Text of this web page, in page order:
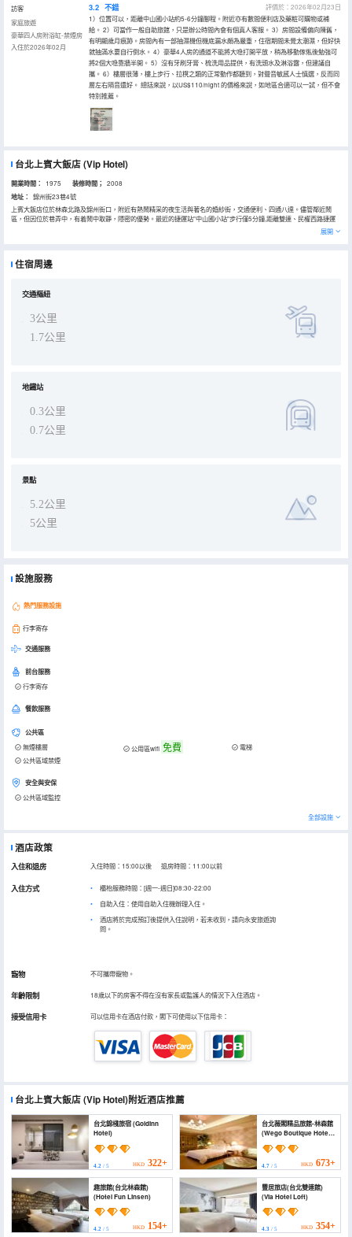
訪客
家庭旅遊
豪華四人房附浴缸-禁煙房
入住於2026年02月
3.2 不錯
評價於：2026年02月23日
1）位置可以，距離中山國小站約5-6分鐘腳程。附近亦有數間便利店及藥粧可購物或補
給。 2）可當作一般自助旅館，只是辦公時間內會有個真人客服。 3）房間設備偏向陳舊，
有明顯歲月痕跡。房間內有一部抽濕機但機底漏水頗為嚴重，住宿期間未覺太潮濕，但好快
就抽滿水要自行倒水。 4）豪華4人房的通道不能將大喼打開平放，稍為移動傢俬後勉強可
將2個大喼靠牆半開。 5）沒有牙刷牙膏、梳洗用品提供，有洗頭水及淋浴露，但建議自
攜。 6）樓層很薄，樓上步行、拉櫈之類的正常動作都聽到，對聲音敏感人士慎選，反而同
層左右隔音還好。 總括來說，以US$110/night 的價格來說，如地區合適可以一試，但不會
特別推薦。
台北上賓大飯店(Vip Hotel)
開業時間： 1975 装修時間； 2008
地址：
錦州街23巷4號
上賓大飯店位於林森北路及錦州街口，附近有熱鬧精采的夜生活與著名的婚紗街，交通便利、四通八達。儘管鄰近鬧
區，但因位於巷弄中，有着鬧中取靜，隱密的優勢。最近的捷運站"中山國小站"步行僅5分鐘,距離雙連、民權西路捷運
枕無憂。
展開
住宿周邊
交通樞紐
3公里
1.7公里
地鐵站
0.3公里
0.7公里
景點
5.2公里
5公里
設施服務
熱門服務設施
行李寄存
交通服務
前台服務
行李寄存
餐飲服務
公共區
無煙樓層 公用區wifi 免費
電梯
公共區域禁煙
安全與安保
公共區域監控
全部設施
酒店政策
入住和退房 入住時間：15:00以後 退房時間：11:00以前
入住方式
櫃枱服務時間：[週一-週日]08:30-22:00
自助入住：使用自助入住機辦理入住。
酒店將於完成預訂後提供入住說明，若未收到，請向永安旅遊詢
問。
寵物 不可攜帶寵物。
年齡限制 18歲以下的房客不得在沒有家長或監護人的情況下入住酒店。
接受信用卡 可以信用卡在酒店付款，閣下可使用以下信用卡：
台北上賓大飯店(Vip Hotel)附近酒店推薦
台北錦棧旅宿 (Goldinn
Hotel)
4.2 / 5 HKD 322+
台北薇閣精品旅館-林森館
(Wego Boutique Hotel-
Linsen)
4.7/ 5 HKD 673+
趣旅館(台北林森館)
(Hotel Fun Linsen)
4.2 / 5 HKD 154+
豐居旅店(台北雙連館)
(Via Hotel Loft)
4.3/ 5 HKD 354+